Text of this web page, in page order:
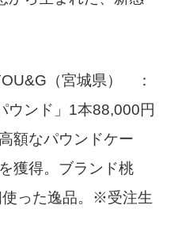
（宮城県） ：
ウンド」1本88,000円
額なパウンドケー
獲得。ブランド桃
使った逸品。※受注生